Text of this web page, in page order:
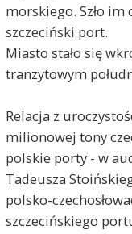
morskiego. Szło im
szczeciński port.
Miasto stało się
tranzytowym
Relacja z
milionowej tony
polskie porty - w
Tadeusza
polsko-
szczecińskiego